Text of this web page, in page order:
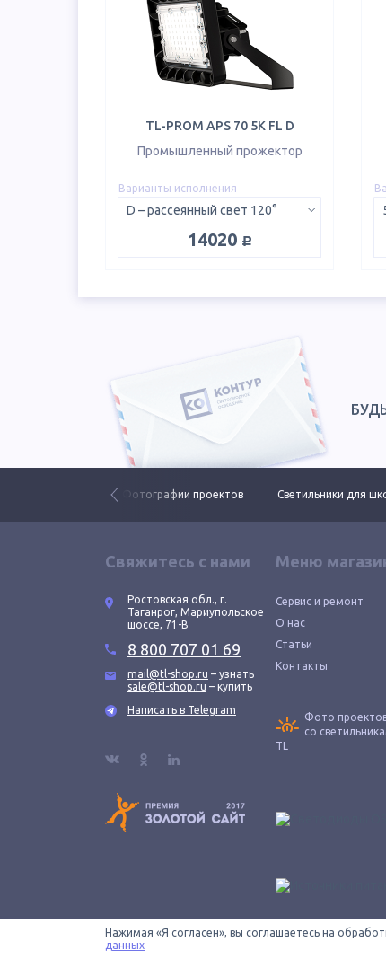
TL-PROM APS 70 5K FL D
Промышленный прожектор
Варианты исполнения
D – рассеянный свет 120°
14020 руб.
Фотографии проектов Светильники для
Свяжитесь с нами
Ростовская обл., г.
Таганрог, Мариупольское
шоссе, 71-В
8 800 707 01 69
mail@tl-shop.ru – узнать
sale@tl-shop.ru – купить
Написать в Telegram
Меню
Сервис и ремонт
О нас
Статьи
Контакты
Фото
со
TL
Все провода зачищены © 2026 ООО «КОНТУР». TL-
Нажимая «Я согласен», вы соглашаетесь на
данных